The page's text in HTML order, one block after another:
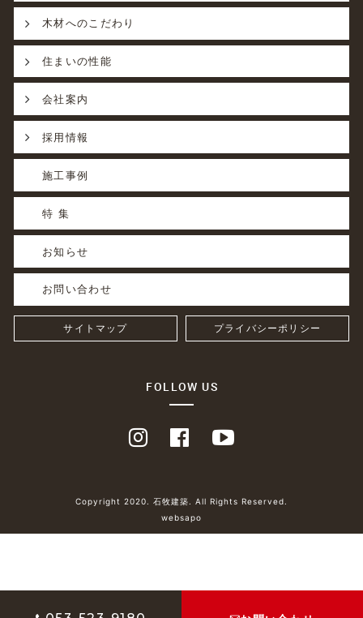
木材へのこだわり
住まいの性能
会社案内
採用情報
施工事例
特 集
お知らせ
お問い合わせ
サイトマップ プライバシーポリシー
FOLLOW US
Copyright 2020. 石牧建築. All Rights Reserved.
websapo